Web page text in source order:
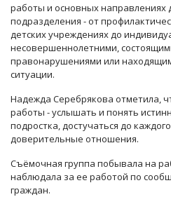
работы и основных направлениях
подразделения - от
детских учреждениях до
несовершеннолетними,
правонарушениями или
ситуации.
Надежда Серебрякова отметила,
работы - услышать и понять
подростка, достучаться до
доверительные отношения.
Съёмочная группа побывала на
наблюдала за ее работой по
граждан.